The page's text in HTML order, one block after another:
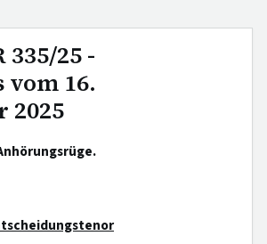
335/25 -
vom 16.
2025